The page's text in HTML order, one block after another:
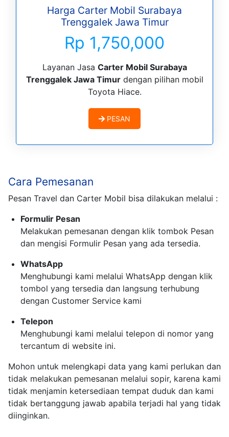
Harga Carter Mobil Surabaya
Trenggalek Jawa Timur
Rp 1,750,000
Layanan Jasa Carter Mobil Surabaya
Trenggalek Jawa Timurdengan pilihan mobil
Toyota Hiace.
PESAN
Cara Pemesanan
Pesan Travel dan Carter Mobil bisa dilakukan melalui :
Formulir Pesan
Melakukan pemesanan dengan klik tombok Pesan
dan mengisi Formulir Pesan yang ada tersedia.
WhatsApp
Menghubungi kami melalui WhatsApp dengan klik
tombol yang tersedia dan langsung terhubung
dengan Customer Service kami
Telepon
Menghubungi kami melalui telepon di nomor yang
tercantum di website ini.
Mohon untuk melengkapi data yang kami perlukan dan
tidak melakukan pemesanan melalui sopir, karena kami
tidak menjamin ketersediaan tempat duduk dan kami
tidak bertanggung jawab apabila terjadi hal yang tidak
diinginkan.